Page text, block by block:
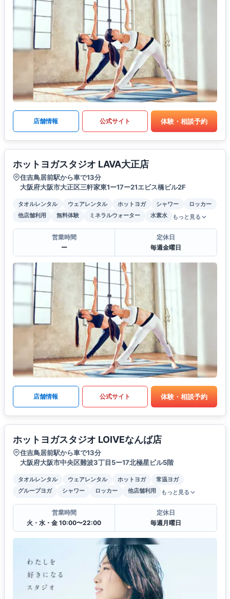
店舗情報 公式サイト 体験・相談予約
ホットヨガスタジオ LAVA大正店
住吉鳥居前駅から車で13分
大阪府大阪市大正区三軒家東1ー17ー21エビス橋ビル2F
タオルレンタル ウェアレンタル ホットヨガ シャワー
ロッカー
他店舗利用
無料体験 ミネラルウォーター 水素水 もっと見る
営業時間
ー
定休日
毎週金曜日
店舗情報 公式サイト 体験・相談予約
ホットヨガスタジオ LOIVEなんば店
住吉鳥居前駅から車で13分
大阪府大阪市中央区難波3丁目5ー17北極星ビル5階
タオルレンタル ウェアレンタル ホットヨガ
常温ヨガ
グループヨガ
シャワー ロッカー 他店舗利用 もっと見る
営業時間
火・水・金 10:00〜22:00
定休日
毎週月曜日